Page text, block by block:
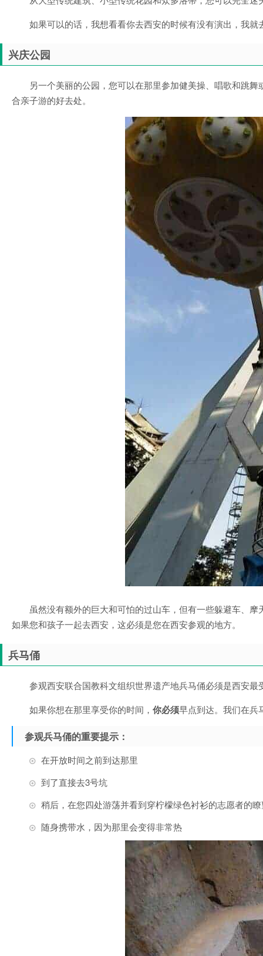
如果可以的话，我想看看你去西安的时候有没有演出，我
兴庆公园
另一个美丽的公园，您可以在那里参加健美操、唱歌和跳
合亲子游的好去处。
虽然没有额外的巨大和可怕的过山车，但有一些躲避车、
如果您和孩子一起去西安，这必须是您在西安参观的地方。
兵马俑
参观西安联合国教科文组织世界遗产地兵马俑必须是西安
如果你想在那里享受你的时间， 你必须早点到达。我们在兵
参观兵马俑的重要提示：
在开放时间之前到达那里
到了直接去3号坑
稍后，在您四处游荡并看到穿柠檬绿色衬衫的志愿者的
随身携带水，因为那里会变得非常热